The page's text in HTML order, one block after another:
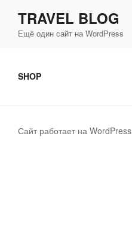
содержимому
TRAVEL BLOG
Ещё один сайт на WordPress
SHOP
Сайт работает на WordPress